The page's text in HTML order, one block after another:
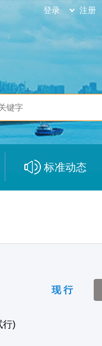
登录 注册
标准动态
现 行
行)